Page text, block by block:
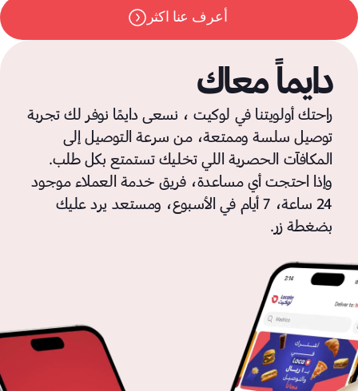
أعرف عنا اكثر
دايماً معاك
راحتك أولويتنا في لوكيت ، نسعى دايمًا نوفر لك تجربة
توصيل سلسة وممتعة، من سرعة التوصيل إلى
المكافآت الحصرية اللي تخليك تستمتع بكل طلب.
وإذا احتجت أي مساعدة، فريق خدمة العملاء موجود
24 ساعة، 7 أيام في الأسبوع، ومستعد يرد عليك
بضغطة زر.